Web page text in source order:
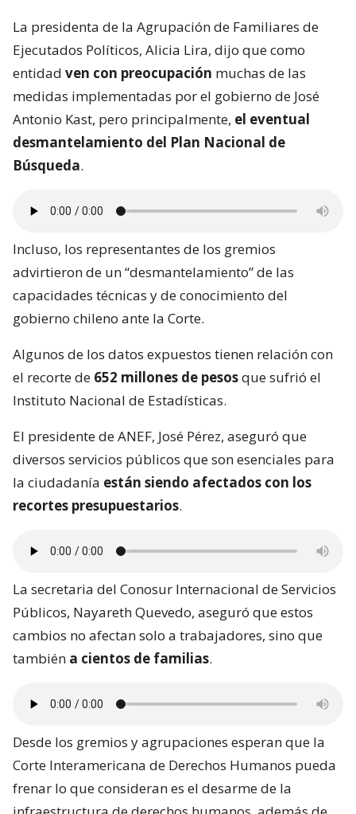
La presidenta de la Agrupación de Familiares de
Ejecutados Políticos, Alicia Lira, dijo que como
entidad ven con preocupación muchas de las
medidas implementadas por el gobierno de José
Antonio Kast, pero principalmente, el eventual
desmantelamiento del Plan Nacional de
Búsqueda.
Incluso, los representantes de los gremios
advirtieron de un “desmantelamiento” de las
capacidades técnicas y de conocimiento del
gobierno chileno ante la Corte.
Algunos de los datos expuestos tienen relación con
el recorte de 652 millones de pesosque sufrió el
Instituto Nacional de Estadísticas.
El presidente de ANEF, José Pérez, aseguró que
diversos servicios públicos que son esenciales para
la ciudadanía están siendo afectados con los
recortes presupuestarios.
La secretaria del Conosur Internacional de Servicios
Públicos, Nayareth Quevedo, aseguró que estos
cambios no afectan solo a trabajadores, sino que
también a cientos de familias.
Desde los gremios y agrupaciones esperan que la
Corte Interamericana de Derechos Humanos pueda
frenar lo que consideran es el desarme de la